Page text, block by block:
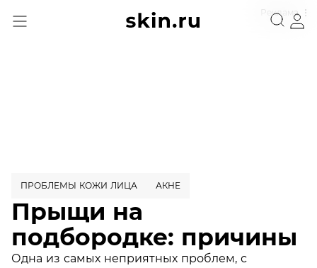
Реклама
ПРОБЛЕМЫ КОЖИ ЛИЦА АКНЕ
Прыщи на
подбородке: причины
Одна из самых неприятных проблем, с